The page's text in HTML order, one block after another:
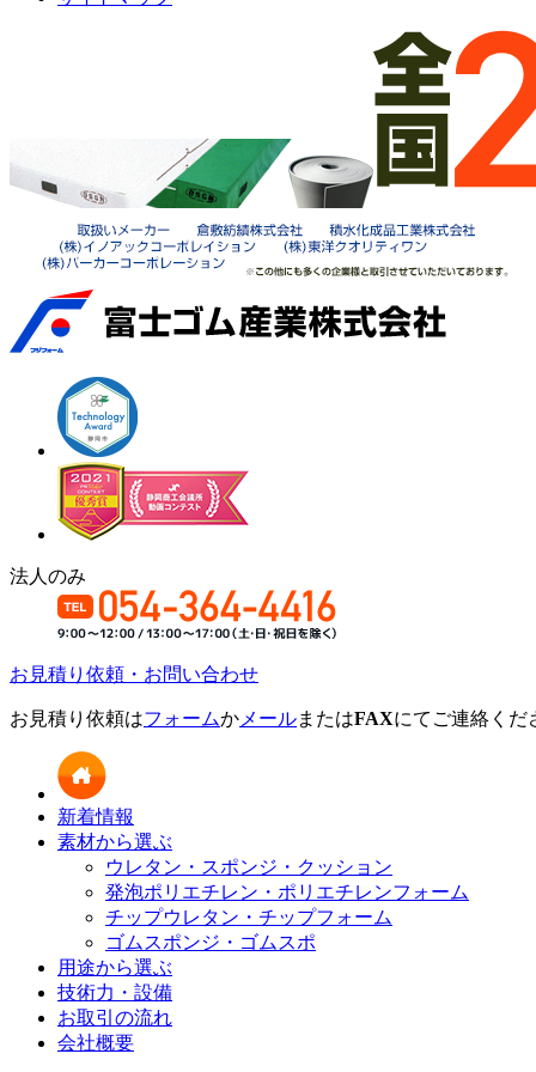
法人のみ
お見積り依頼・お問い合わせ
お見積り依頼はフォームか メールまたはFAXにてご連絡くだ
新着情報
素材から選ぶ
ウレタン・スポンジ・クッション
発泡ポリエチレン・ポリエチレンフォーム
チップウレタン・チップフォーム
ゴムスポンジ・ゴムスポ
用途から選ぶ
技術力・設備
お取引の流れ
会社概要